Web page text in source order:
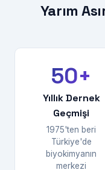
Yarım
50+
Yıllık Dernek
Geçmişi
1975'ten beri
Türkiye'de
biyokimyanın
merkezi